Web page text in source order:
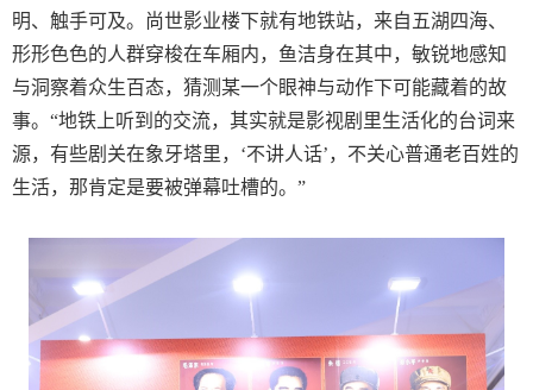
明、触手可及。尚世影业楼下就有地铁站，来自五湖四海、
形形色色的人群穿梭在车厢内，鱼洁身在其中，敏锐地感知
与洞察着众生百态，猜测某一个眼神与动作下可能藏着的故
事。“地铁上听到的交流，其实就是影视剧里生活化的台词来
源，有些剧关在象牙塔里，‘不讲人话’，不关心普通老百姓的
生活，那肯定是要被弹幕吐槽的。”